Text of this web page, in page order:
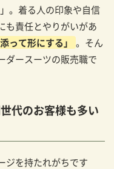
。着る人の印象や自信
も責任とやりがいがあ
って形にする」
。そん
ダースーツの販売職で
代のお客様も多い
ジを持たれがちです